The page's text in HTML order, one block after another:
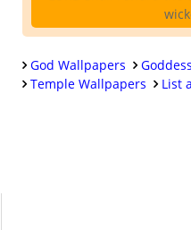
God Wallpapers
Temple Wallpapers
List